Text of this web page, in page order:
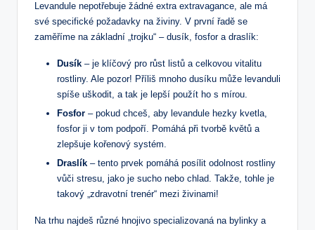
Levandule nepotřebuje žádné extra extravagance, ale má
své specifické požadavky na živiny. V první řadě se
zaměříme na základní „trojku“ – dusík, fosfor a draslík:
Dusík – je klíčový pro růst listů a celkovou vitalitu
rostliny. Ale pozor! Příliš mnoho dusíku může levanduli
spíše uškodit, a tak je lepší použít ho s mírou.
Fosfor – pokud chceš, aby levandule hezky kvetla,
fosfor ji v tom podpoří. Pomáhá při tvorbě květů a
zlepšuje kořenový systém.
Draslík – tento prvek pomáhá posílit odolnost rostliny
vůči stresu, jako je sucho nebo chlad. Takže, tohle je
takový „zdravotní trenér“ mezi živinami!
Na trhu najdeš různé hnojivo specializovaná na bylinky a